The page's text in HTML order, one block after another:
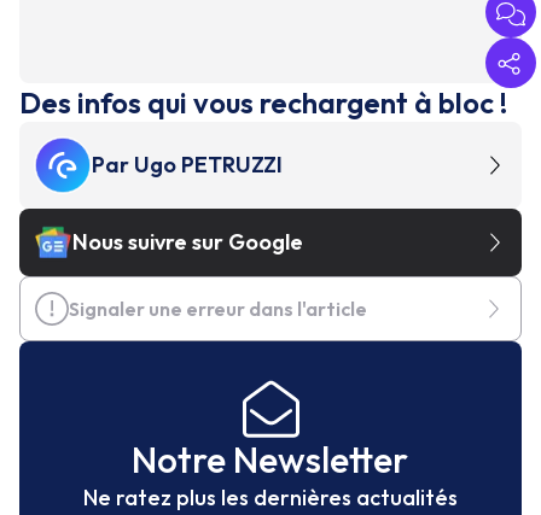
Des infos qui vous rechargent à bloc !
Par Ugo PETRUZZI
Nous suivre sur Google
Signaler une erreur dans l'article
Notre Newsletter
Ne ratez plus les dernières actualités